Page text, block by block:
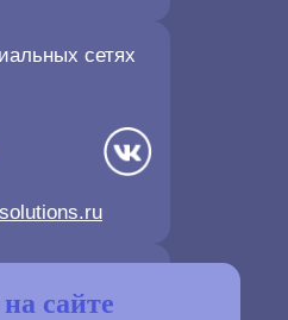
сайте
сетях